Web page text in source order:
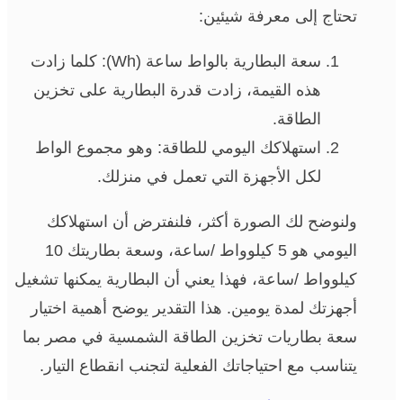
تحتاج إلى معرفة شيئين:
سعة البطارية بالواط ساعة (Wh): كلما زادت
هذه القيمة، زادت قدرة البطارية على تخزين
الطاقة.
استهلاكك اليومي للطاقة: وهو مجموع الواط
لكل الأجهزة التي تعمل في منزلك.
ولنوضح لك الصورة أكثر، فلنفترض أن استهلاكك
اليومي هو 5 كيلوواط /ساعة، وسعة بطاريتك 10
كيلوواط /ساعة، فهذا يعني أن البطارية يمكنها تشغيل
أجهزتك لمدة يومين. هذا التقدير يوضح أهمية اختيار
سعة بطاريات تخزين الطاقة الشمسية في مصر بما
يتناسب مع احتياجاتك الفعلية لتجنب انقطاع التيار.